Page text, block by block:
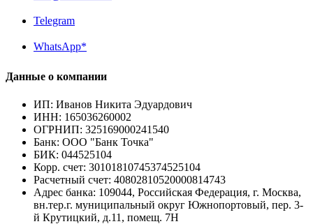
Telegram
WhatsApp*
Данные о компании
ИП: Иванов Никита Эдуардович
ИНН: 165036260002
ОГРНИП: 325169000241540
Банк: ООО "Банк Точка"
БИК: 044525104
Корр. счет: 30101810745374525104
Расчетный счет: 40802810520000814743
Адрес банка: 109044, Российская Федерация, г. Москва,
вн.тер.г. муниципальный округ Южнопортовый, пер. 3-
й Крутицкий, д.11, помещ. 7Н